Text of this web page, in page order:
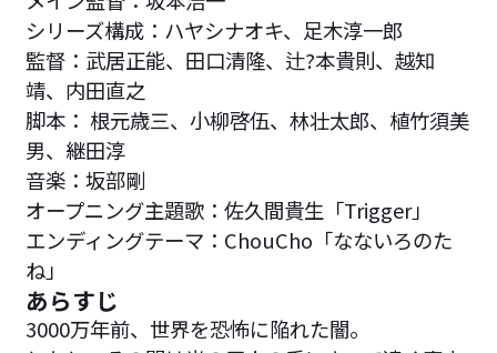
シリーズ構成：ハヤシナオキ、足木淳一郎
監督：武居正能、田口清隆、辻?本貴則、越知
靖、内田直之
脚本： 根元歳三、小柳啓伍、林壮太郎、植竹須美
男、継田淳
音楽：坂部剛
オープニング主題歌：佐久間貴生「Trigger」
エンディングテーマ：ChouCho「なないろのた
ね」
あらすじ
3000万年前、世界を恐怖に陥れた闇。